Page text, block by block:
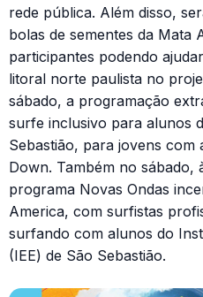
rede pública. Além disso,
bolas de sementes da Mata
participantes podendo
litoral norte paulista no
sábado, a programação
surfe inclusivo para alunos
Sebastião, para jovens com
Down. Também no sábado,
programa Novas Ondas
America, com surfistas
surfando com alunos do
(IEE) de São Sebastião.